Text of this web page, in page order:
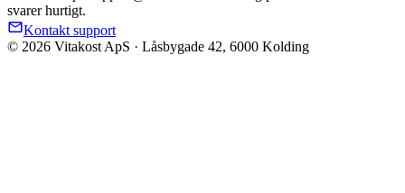
svarer hurtigt.
Kontakt support
© 2026 Vitakost ApS · Låsbygade 42, 6000 Kolding